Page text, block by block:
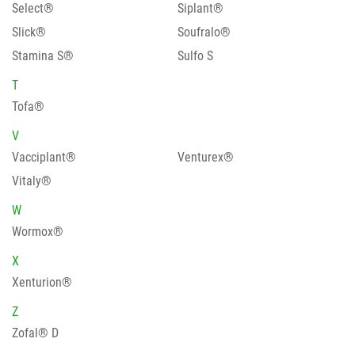
Select®
Siplant®
Slick®
Soufralo®
Stamina S®
Sulfo S
T
Tofa®
V
Vacciplant®
Venturex®
Vitaly®
W
Wormox®
X
Xenturion®
Z
Zofal® D